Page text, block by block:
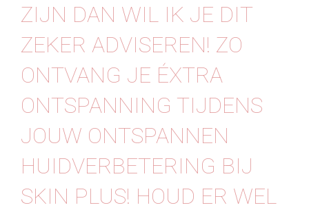
ZIJN DAN WIL IK JE DIT
ZEKER ADVISEREN! ZO
ONTVANG JE ÉXTRA
ONTSPANNING TIJDENS
JOUW ONTSPANNEN
HUIDVERBETERING BIJ
SKIN PLUS! HOUD ER WEL